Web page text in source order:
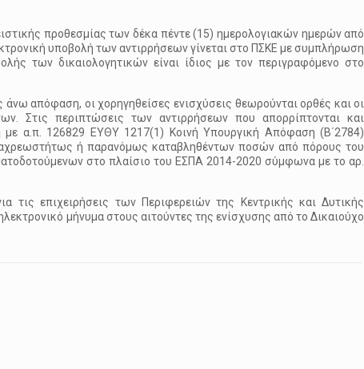
προθεσμίας των δέκα πέντε (15) ημερολογιακών ημερών από
υποβολή των αντιρρήσεων γίνεται στο ΠΣΚΕ με συμπλήρωση
των δικαιολογητικών είναι ίδιος με τον περιγραφόμενο στο
απόφαση, οι χορηγηθείσες ενισχύσεις θεωρούνται ορθές και οι
Στις περιπτώσεις των αντιρρήσεων που απορρίπτονται και
με α.π. 126829 ΕΥΘΥ 1217(1) Κοινή Υπουργική Απόφαση (Β΄2784)
ή παρανόμως καταβληθέντων ποσών από πόρους του
στο πλαίσιο του ΕΣΠΑ 2014-2020 σύμφωνα με το αρ.
επιχειρήσεις των Περιφερειών της Κεντρικής και Δυτικής
μήνυμα στους αιτούντες της ενίσχυσης από το Δικαιούχο